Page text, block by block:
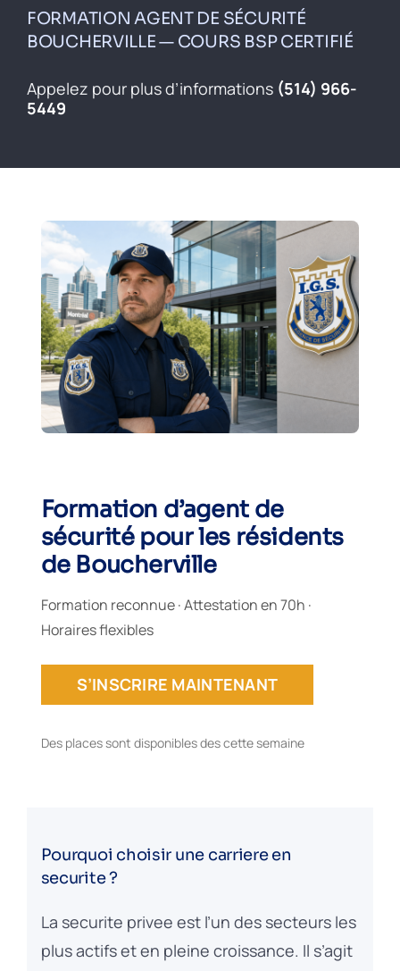
Contact
English
FORMATION AGENT DE SÉCURITÉ
BOUCHERVILLE — COURS BSP CERTIFIÉ
Appelez pour plus d’informations (514) 966-
5449
Formation d’agent de
sécurité pour les résidents
de Boucherville
Formation reconnue · Attestation en 70h ·
Horaires flexibles
S’INSCRIRE MAINTENANT
Des places sont disponibles des cette semaine
Pourquoi choisir une carriere en
securite ?
La securite privee est l’un des secteurs les
plus actifs et en pleine croissance. Il s’agit